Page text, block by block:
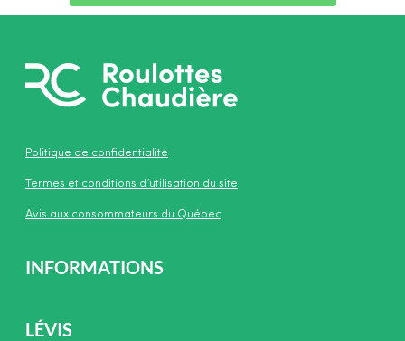
Politique de confidentialité
Termes et conditions d’utilisation du site
Avis aux consommateurs du Québec
INFORMATIONS
LÉVIS